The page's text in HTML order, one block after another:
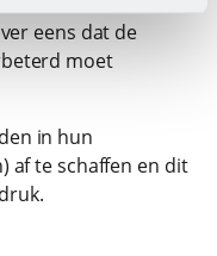
eens dat de
moet
in hun
af te schaffen en dit